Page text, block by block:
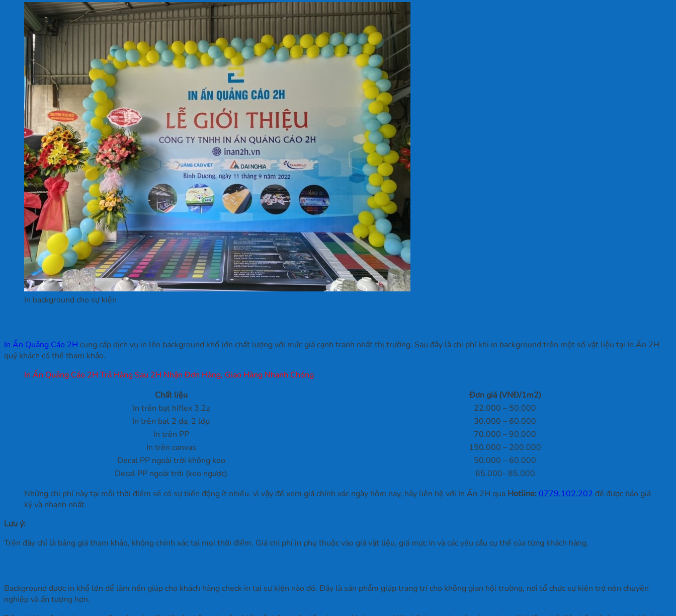
In background cho sự kiện
In Ấn Quảng Cáo 2Hcung cấp dịch vụ in lên background khổ lớn chất lượng với mức giá cạnh tranh nhất thị trường. Sau đây là chi phí khi in background trên một số vật liệu tại In Ấn 2H
quý khách có thể tham khảo.
In Ấn Quảng Cáo 2H Trả Hàng Sau 2H Nhận Đơn Hàng, Giao Hàng Nhanh Chóng
Chất liệu
Đơn giá (VNĐ/1m2)
In trên bạt hiflex 3.2z
22.000 – 50.000
In trên bạt 2 da, 2 lớp
30.000 – 60.000
In trên PP
70.000 – 90.000
In trên canvas
150.000 – 200.000
Decal PP ngoài trời không keo
50.000 – 60.000
Decal PP ngoài trời (keo ngược)
65.000- 85.000
Những chi phí này tại mỗi thời điểm sẽ có sự biến động ít nhiều, vì vậy để xem giá chính xác ngày hôm nay, hãy liên hệ với In Ấn 2H qua Hotline:0779.102.202để được báo giá
kỹ và nhanh nhất.
Lưu ý:
Trên đây chỉ là bảng giá tham khảo, không chính xác tại mọi thời điểm. Giá chi phí in phụ thuộc vào giá vật liệu, giá mực in và các yêu cầu cụ thể của từng khách hàng.
Background được in khổ lớn để làm nền giúp cho khách hàng check in tại sự kiện nào đó. Đây là sản phẩm giúp trang trí cho không gian hội trường, nơi tổ chức sự kiện trở nên chuyên
nghiệp và ấn tượng hơn.